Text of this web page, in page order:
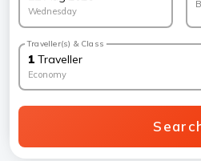
Wednesday
Traveller(s) & Class
1 Traveller
Economy